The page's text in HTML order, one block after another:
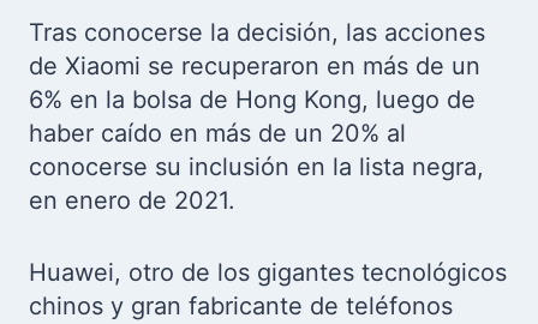
Tras conocerse la decisión, las acciones
de Xiaomi se recuperaron en más de un
6% en la bolsa de Hong Kong, luego de
haber caído en más de un 20% al
conocerse su inclusión en la lista negra,
en enero de 2021.
Huawei, otro de los gigantes tecnológicos
chinos y gran fabricante de teléfonos